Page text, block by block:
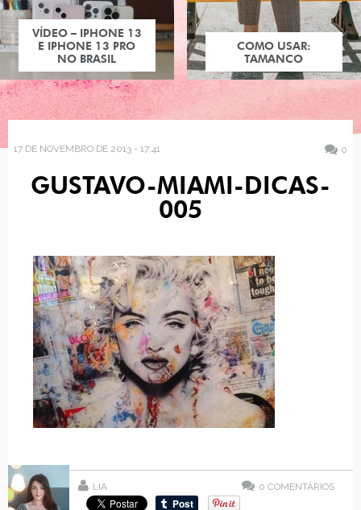
COMO USAR:
TAMANCO
17 DE NOVEMBRO DE 2013 - 17:41 0
GUSTAVO-MIAMI-DICAS-
005
LIA 0 COMENTÁRIOS